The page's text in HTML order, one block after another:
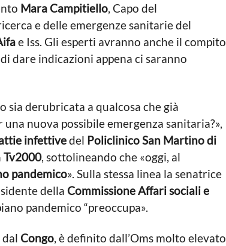
Mara Campitiello, Capo del
e delle emergenze sanitarie del
e Iss. Gli esperti avranno anche il compito
dare indicazioni appena ci saranno
sia derubricata a qualcosa che già
nuova possibile emergenza sanitaria?»,
infettivedel Policlinico San Martino di
Tv2000, sottolineando che «oggi, al
pandemico». Sulla stessa linea la senatrice
della Commissione Affari sociali e
pandemico “preoccupa».
Congo, è definito dall’Oms molto elevato